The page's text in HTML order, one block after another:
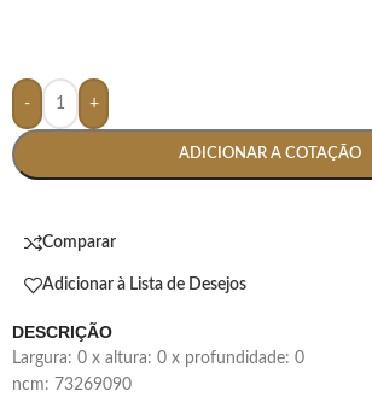
- +
ADICIONAR A COTAÇÃO
Comparar
Adicionar à Lista de Desejos
DESCRIÇÃO
largura: 0 x altura: 0 x profundidade: 0
ncm: 73269090